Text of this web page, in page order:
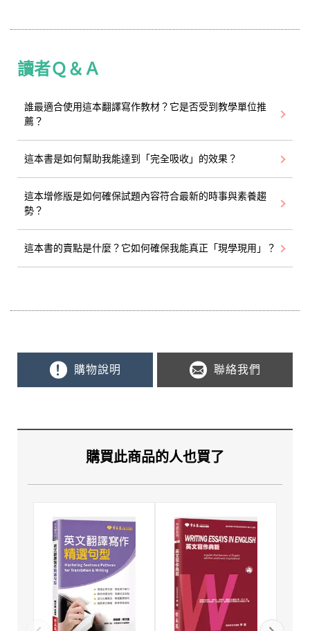
讀者Ｑ＆Ａ
誰最適合使用這本翻譯寫作教材？它是否受到教學單位推
薦？
這本書是如何幫助我能達到「完全吸收」的效果？
這本增修版是如何確保試題內容符合最新的時事與素養趨
勢？
這本書的賣點是什麼？它如何確保我能真正「現學現用」？
購物說明 聯絡我們
購買此商品的人也買了